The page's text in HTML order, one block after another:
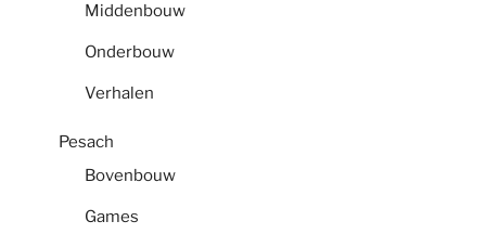
Middenbouw
Onderbouw
Verhalen
Pesach
Bovenbouw
Games